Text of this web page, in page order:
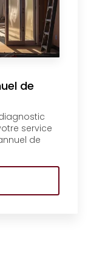
de
diagnostic
service
de